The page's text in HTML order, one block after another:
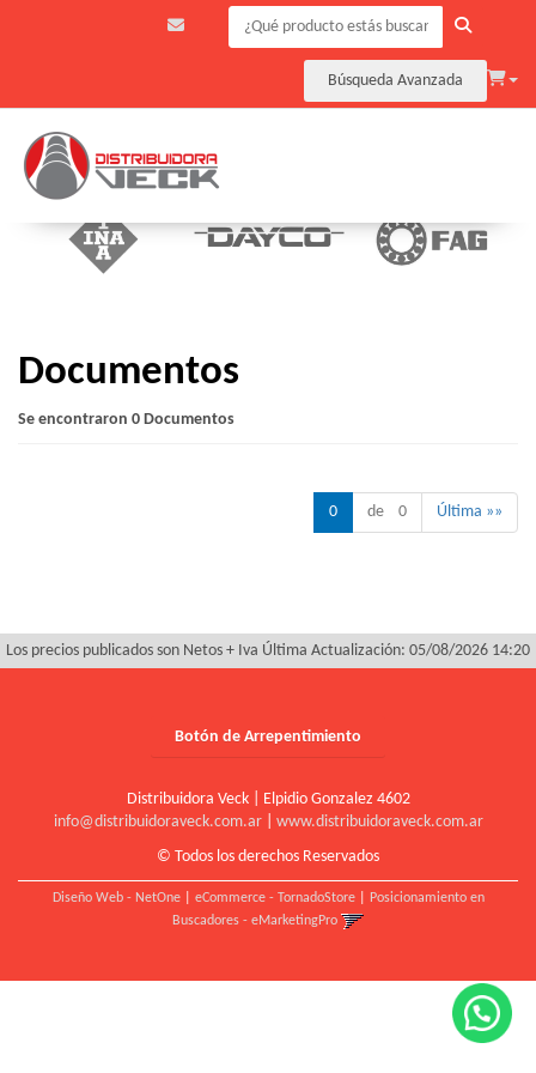
Búsqueda Avanzada
Documentos
Se encontraron 0 Documentos
0 de 0 Última »»
Los precios publicados son Netos + Iva Última Actualización: 05/08/2026 14:20
Botón de Arrepentimiento
Distribuidora Veck | Elpidio Gonzalez 4602
info@distribuidoraveck.com.ar| www.distribuidoraveck.com.ar
© Todos los derechos Reservados
Diseño Web - NetOne| eCommerce - TornadoStore|
Posicionamiento en
Buscadores - eMarketingPro